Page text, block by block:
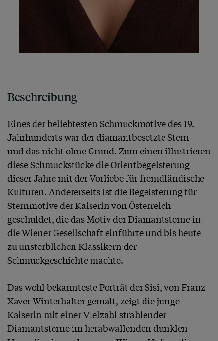
Beschreibung
Eines der beliebtesten Schmuckmotive des 19.
Jahrhunderts war der diamantbesetzte Stern –
und das nicht ohne Grund. Zum einen illustrieren
diese Schmuckstücke die Orientbegeisterung
dieser Jahre mit der Vorliebe für fremdländische
Kulturen. Andererseits ist die Begeisterung für
Sternmotive der Kaiserin von Österreich
geschuldet, die das Motiv der Diamantsterne in
die Wiener Gesellschaft einführte und bis heute
zu unsterblichen Klassikern der
Schmuckgeschichte machte.
Das wohl bekannteste Porträt der Sisi, von Franz
Xaver Winterhalter gemalt, zeigt die junge
Kaiserin mit einer Vielzahl strahlender
Diamantsterne im herabwallenden dunklen